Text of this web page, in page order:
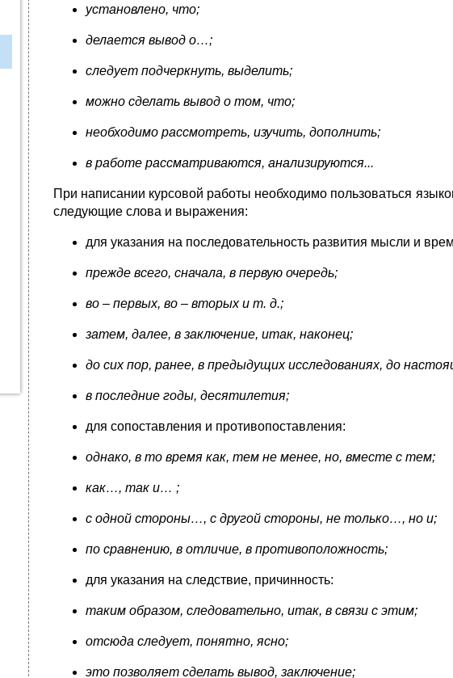
установлено, что;
делается вывод о…;
следует подчеркнуть, выделить;
можно сделать вывод о том, что;
необходимо рассмотреть, изучить, дополнить;
в работе рассматриваются, анализируются...
При написании курсовой работы необходимо пользоваться
следующие слова и выражения:
для указания на последовательность развития мысли и
прежде всего, сначала, в первую очередь;
во – первых, во – вторых и т. д.;
затем, далее, в заключение, итак, наконец;
до сих пор, ранее, в предыдущих исследованиях, до
в последние годы, десятилетия;
для сопоставления и противопоставления:
однако, в то время как, тем не менее, но, вместе с тем;
как…, так и… ;
с одной стороны…, с другой стороны, не только…, но и;
по сравнению, в отличие, в противоположность;
для указания на следствие, причинность:
таким образом, следовательно, итак, в связи с этим;
отсюда следует, понятно, ясно;
это позволяет сделать вывод, заключение;